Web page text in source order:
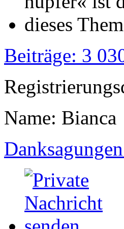
Beiträge: 3
Name: Bianca